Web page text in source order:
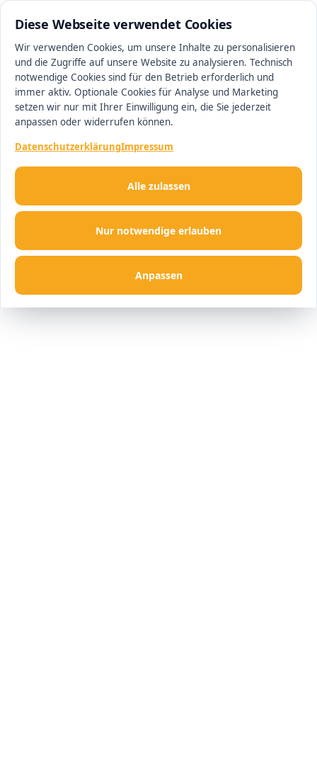
Diese Webseite verwendet Cookies
Wir verwenden Cookies, um unsere Inhalte zu personalisieren
und die Zugriffe auf unsere Website zu analysieren. Technisch
notwendige Cookies sind für den Betrieb erforderlich und
immer aktiv. Optionale Cookies für Analyse und Marketing
setzen wir nur mit Ihrer Einwilligung ein, die Sie jederzeit
anpassen oder widerrufen können.
DatenschutzerklärungImpressum
Nur notwendige erlauben
Anpassen
Alle zulassen